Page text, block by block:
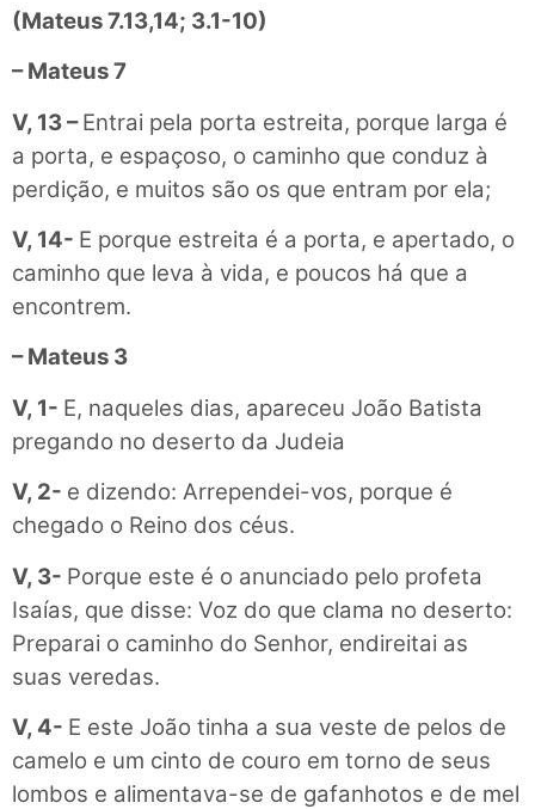
(Mateus 7.13,14; 3.1-10)
– Mateus 7
V, 13 –Entrai pela porta estreita, porque larga é
a porta, e espaçoso, o caminho que conduz à
perdição, e muitos são os que entram por ela;
V, 14- E porque estreita é a porta, e apertado, o
caminho que leva à vida, e poucos há que a
encontrem.
– Mateus 3
V, 1- E, naqueles dias, apareceu João Batista
pregando no deserto da Judeia
V, 2- e dizendo: Arrependei-vos, porque é
chegado o Reino dos céus.
V, 3- Porque este é o anunciado pelo profeta
Isaías, que disse: Voz do que clama no deserto:
Preparai o caminho do Senhor, endireitai as
suas veredas.
V, 4- E este João tinha a sua veste de pelos de
camelo e um cinto de couro em torno de seus
lombos e alimentava-se de gafanhotos e de mel